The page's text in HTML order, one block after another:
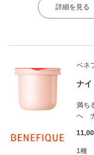
詳細を見る
ベネ
ナイ
満ち
へ
1種